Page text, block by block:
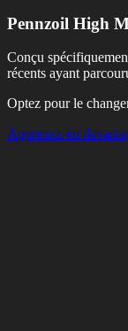
Pennzoil High
Conçu
récents ayant
Optez pour le
Apprenez-en